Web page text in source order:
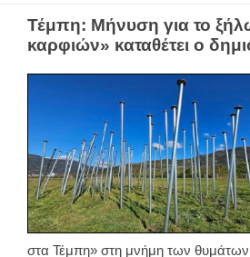
Τέμπη: Μήνυση για το
καρφιών» καταθέτει ο
στα Τέμπη» στη μνήμη των θυμάτων